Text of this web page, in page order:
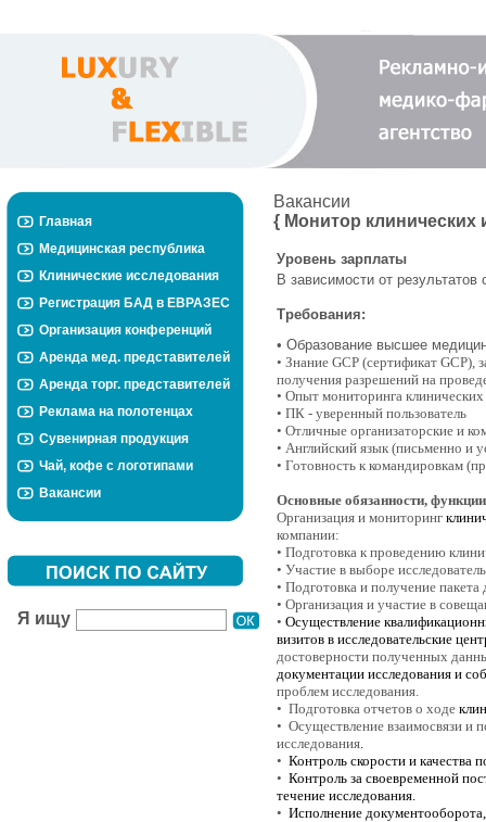
Главная
Медицинская республика
Клинические исследования
Регистрация БАД в ЕВРАЗЕС
Организация конференций
Аренда мед. представителей
Аренда торг. представителей
Реклама на полотенцах
Сувенирная продукция
Чай, кофе с логотипами
Вакансии
Я ищу
Вакансии
{ Монитор клинических
Уровень зарплаты
В зависимости от результатов
Требования:
• Образование высшее
• Знание GCP (сертификат GCP),
получения разрешений на
• Опыт мониторинга клинических
• ПК - уверенный пользователь
• Отличные организаторские и
• Английский язык (письменно и
• Готовность к командировкам
Основные обязанности,
Организация и мониторинг
компании:
• Подготовка к проведению
• Участие в выборе
• Подготовка и получение
• Организация и участие в
• Осуществление
визитов в исследовательские
достоверности полученных
документации исследования и
проблем исследования.
• Подготовка отчетов о ходе
• Осуществление взаимосвязи и
исследования.
• Контроль скорости и качества
• Контроль за своевременной
течение исследования.
• Исполнение